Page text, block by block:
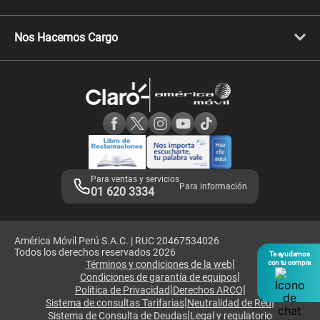
Te ayudamos
con tu compra
Celulares Motorola
Llamada por llamada
Comprobantes electrónicos
Consulta de IMEI
Nos Hacemos Cargo
Consulta de reclamos
Adquirientes iPhone 6, 6S y SE
Mensaje de Seguridad
Términos y Condiciones de Tienda Claro
Libro de Reclamaciones
Legales de marketplace
Para ventas y servicios
01 620 3334 Para información
América Móvil Perú S.A.C. | RUC 20467534026
Todos los derechos reservados 2026
Términos y condiciones de la web|
Condiciones de garantía de equipos|
Política de Privacidad|Derechos ARCO|
Sistema de consultas Tarifarias|Neutralidad de Red|
Sistema de Consulta de Deudas|Legal y regulatorio